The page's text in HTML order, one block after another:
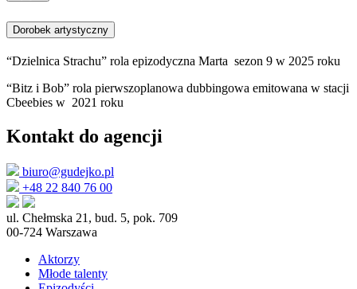
Dorobek artystyczny
“Dzielnica Strachu” rola epizodyczna Marta sezon 9 w 2025 roku
“Bitz i Bob” rola pierwszoplanowa dubbingowa emitowana w stacji
Cbeebies w 2021 roku
Kontakt do agencji
biuro@gudejko.pl
+48 22 840 76 00
ul. Chełmska 21, bud. 5, pok. 709
00-724 Warszawa
Aktorzy
Młode talenty